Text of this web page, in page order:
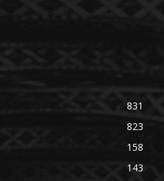
831
823
158
143